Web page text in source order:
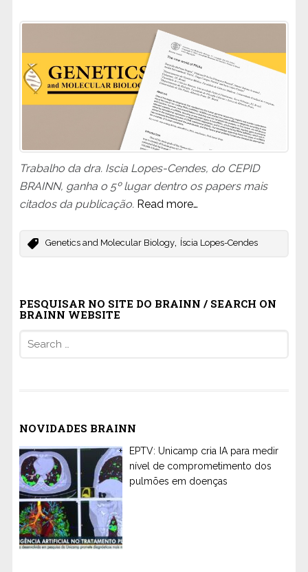
Trabalho da dra. Iscia Lopes-Cendes, do CEPID
BRAINN, ganha o 5º lugar dentro os papers mais
citados da publicação. Read more…
Genetics and Molecular Biology, Íscia Lopes-Cendes
PESQUISAR NO SITE DO BRAINN / SEARCH ON
BRAINN WEBSITE
NOVIDADES BRAINN
EPTV: Unicamp cria IA para medir
nível de comprometimento dos
pulmões em doenças